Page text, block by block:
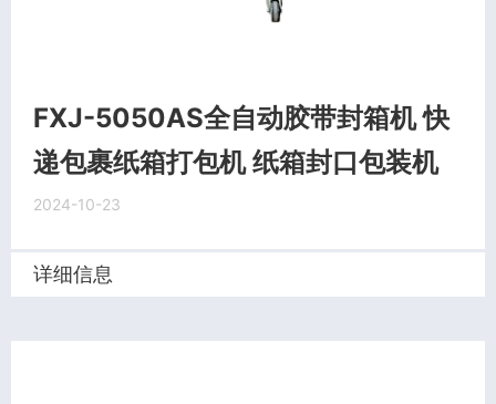
FXJ-5050AS全自动胶带封箱机 快
递包裹纸箱打包机 纸箱封口包装机
2024-10-23
详细信息